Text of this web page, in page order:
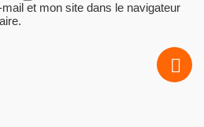
et mon site dans le navigateur